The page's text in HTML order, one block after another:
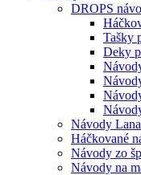
DROPS
Tašky
Deky
Návody
Háčkované
Návody zo
Návody na